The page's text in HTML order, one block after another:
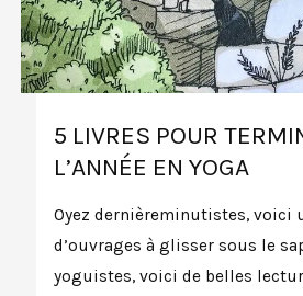
5 LIVRES POUR
L’ANNÉE EN YOGA
Oyez dernièreminutistes, voici
d’ouvrages à glisser sous le
yoguistes, voici de belles